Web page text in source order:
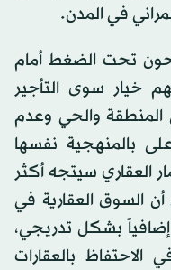
في المدن.
تحت الضغط أمام
خيار سوى التأجير
المنطقة والحي وعدم
بالمنهجية نفسها
العقاري سيتجه أكثر
أن السوق العقارية في
بشكل تدريجي،
الاحتفاظ بالعقارات